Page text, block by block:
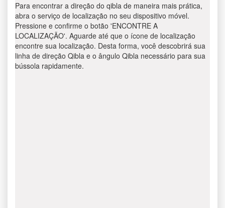
Para encontrar a direção do qibla de maneira mais prática,
abra o serviço de localização no seu dispositivo móvel.
Pressione e confirme o botão 'ENCONTRE A
LOCALIZAÇÃO'. Aguarde até que o ícone de localização
encontre sua localização. Desta forma, você descobrirá sua
linha de direção Qibla e o ângulo Qibla necessário para sua
bússola rapidamente.